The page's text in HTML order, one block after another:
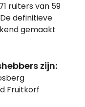
ruiters van 59
definitieve
gemaakt
zijn:
Fruitkorf